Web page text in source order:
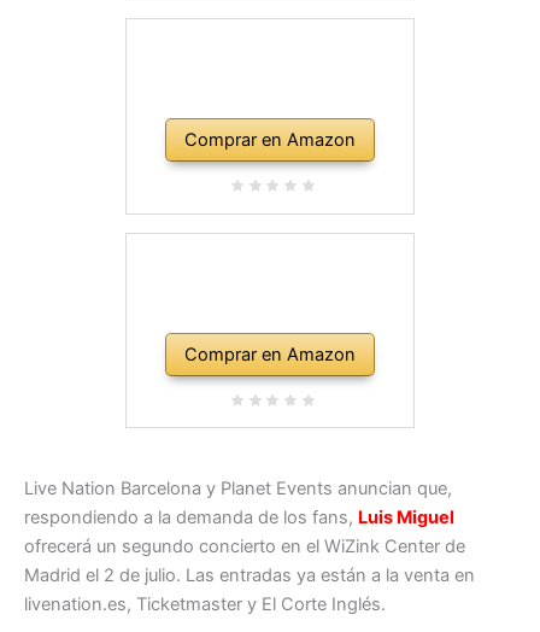
Comprar en Amazon
Comprar en Amazon
Live Nation Barcelona y Planet Events anuncian que,
respondiendo a la demanda de los fans, Luis Miguel
ofrecerá un segundo concierto en el WiZink Center de
Madrid el 2 de julio. Las entradas ya están a la venta en
livenation.es, Ticketmaster y El Corte Inglés.